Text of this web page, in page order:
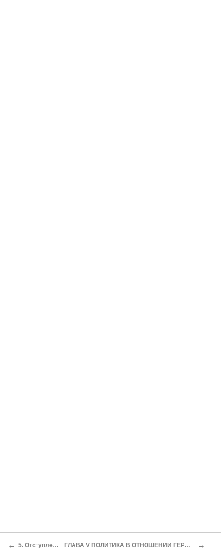
← 5. Отступление из района Буны ГЛАВА V ПОЛИТИКА В ОТНОШЕНИИ ГЕРМАНИИ И ИТАЛИИ В СВЕТЕ РАЗВИВАЮЩИХСЯ СОБЫТИЙ →